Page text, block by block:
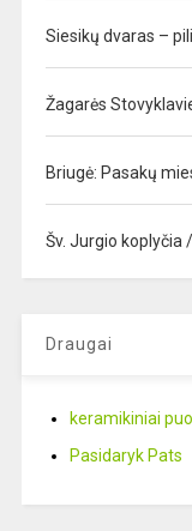
Siesikų dvaras –
Žagarės
Briugė: Pasakų
Šv. Jurgio koplyčia
Draugai
keramikiniai
Pasidaryk Pats